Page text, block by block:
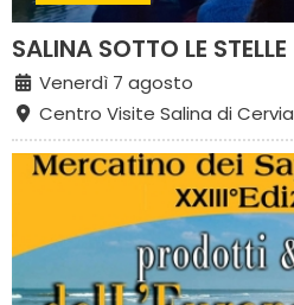
SALINA SOTTO LE STELLE
Venerdì 7 agosto
Centro Visite Salina di Cervia